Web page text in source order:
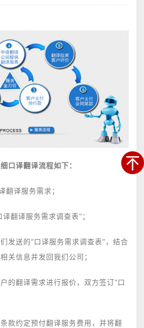
口译翻译流程如下：
翻译服务需求；
译服务需求调查表”；
送的“口译服务需求调查表”，结合
关信息并发回我们公司；
翻译需求进行报价，双方签订“口
约定预付翻译服务费用，并将翻